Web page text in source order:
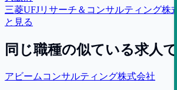
三菱UFJリサーチ＆コンサルティング株
と見る
同じ職種の似ている求人で
アビームコンサルティング株式会社